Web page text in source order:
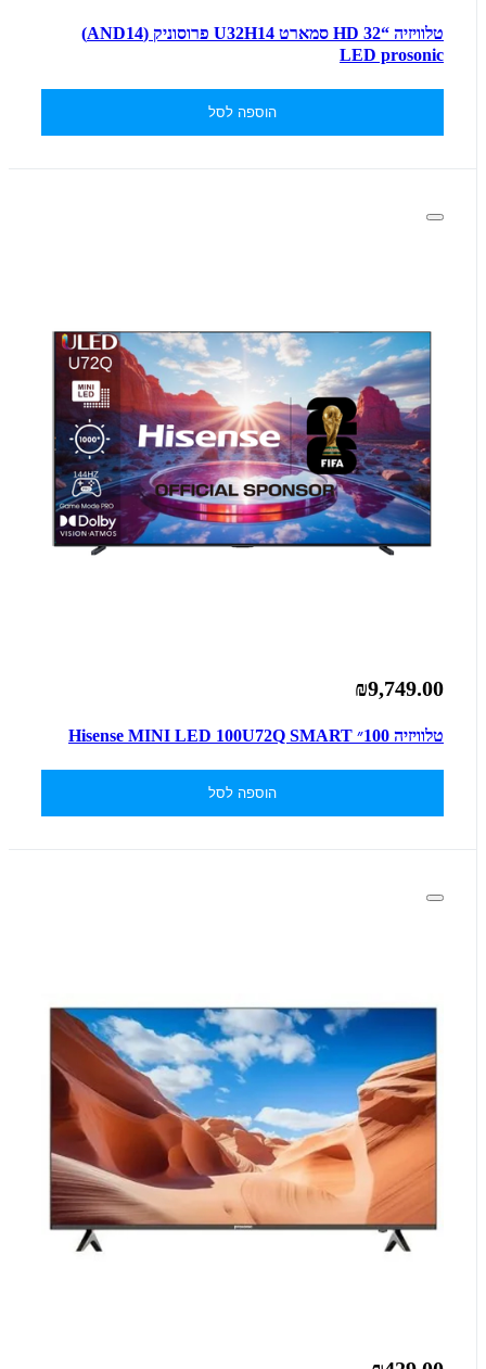
טלוויזיה “32 HD סמארט U32H14 פרוסוניק (AND14)
LED prosonic
הוספה לסל
₪9,749.00
טלוויזיה 100״ Hisense MINI LED 100U72Q SMART
הוספה לסל